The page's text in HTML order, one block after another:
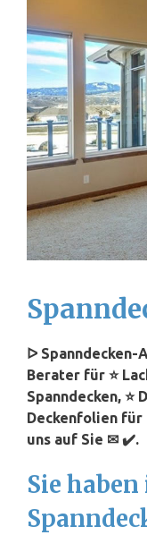
ᐅ Spanndecken-
Berater für ⭐
Spanndecken,
Deckenfolien für
uns auf Sie ✉ ✔️.
Sie